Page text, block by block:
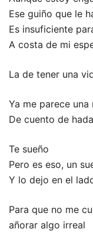
Ese guiño que le
Es insuficiente
A costa de mi
La de tener una
Ya me parece
De cuento de
Te sueño
Pero es eso, un
Y lo dejo en el
Para que no me
añorar algo irreal